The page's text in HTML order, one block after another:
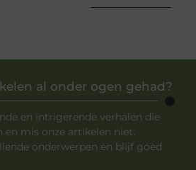
al onder ogen gehad?
en intrigerende verhalen die
en mis onze artikelen niet.
onderwerpen en blijf goed